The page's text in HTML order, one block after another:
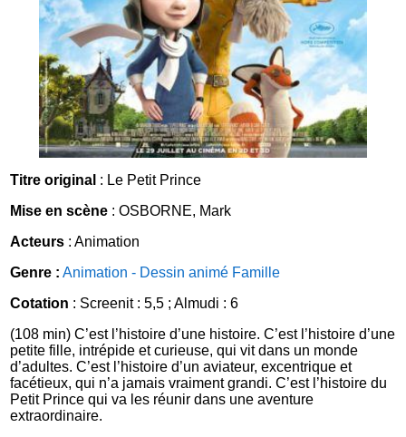
Titre original : Le Petit Prince
Mise en scène : OSBORNE, Mark
Acteurs : Animation
Genre : Animation - Dessin animé Famille
Cotation : Screenit : 5,5 ; Almudi : 6
(108 min) C’est l’histoire d’une histoire. C’est l’histoire d’une
petite fille, intrépide et curieuse, qui vit dans un monde
d’adultes. C’est l’histoire d’un aviateur, excentrique et
facétieux, qui n’a jamais vraiment grandi. C’est l’histoire du
Petit Prince qui va les réunir dans une aventure
extraordinaire.